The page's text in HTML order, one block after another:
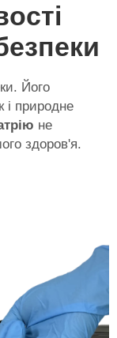
Його
і природне
не
здоров'я.